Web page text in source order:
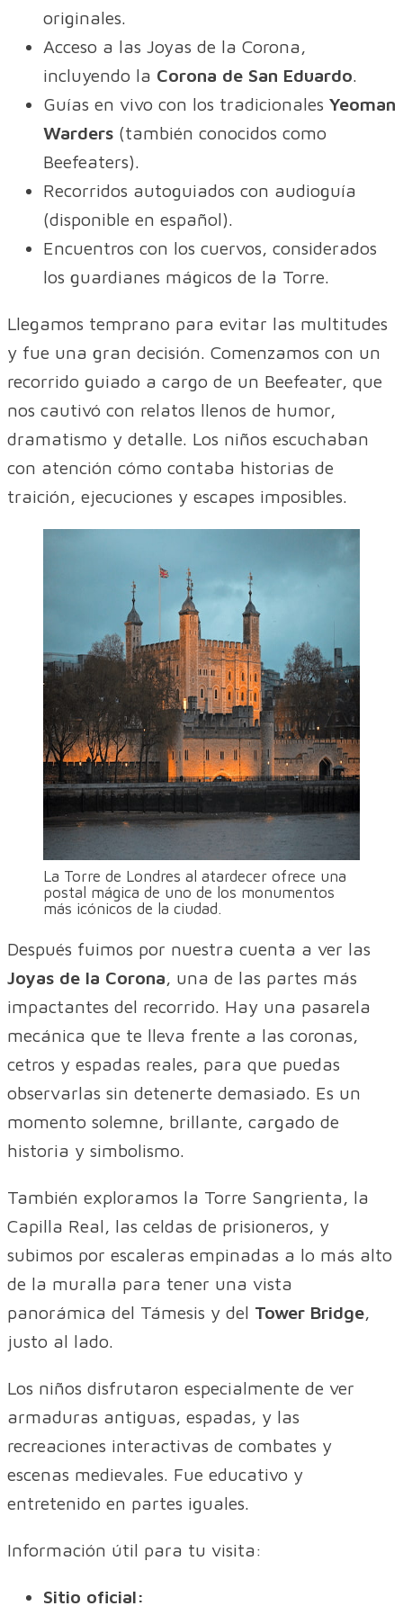
originales.
Acceso a las Joyas de la Corona,
incluyendo la Corona de San Eduardo.
Guías en vivo con los tradicionales Yeoman
Warders (también conocidos como
Beefeaters).
Recorridos autoguiados con audioguía
(disponible en español).
Encuentros con los cuervos, considerados
los guardianes mágicos de la Torre.
Llegamos temprano para evitar las multitudes
y fue una gran decisión. Comenzamos con un
recorrido guiado a cargo de un Beefeater, que
nos cautivó con relatos llenos de humor,
dramatismo y detalle. Los niños escuchaban
con atención cómo contaba historias de
traición, ejecuciones y escapes imposibles.
La Torre de Londres al atardecer ofrece una
postal mágica de uno de los monumentos
más icónicos de la ciudad.
Después fuimos por nuestra cuenta a ver las
Joyas de la Corona, una de las partes más
impactantes del recorrido. Hay una pasarela
mecánica que te lleva frente a las coronas,
cetros y espadas reales, para que puedas
observarlas sin detenerte demasiado. Es un
momento solemne, brillante, cargado de
historia y simbolismo.
También exploramos la Torre Sangrienta, la
Capilla Real, las celdas de prisioneros, y
subimos por escaleras empinadas a lo más alto
de la muralla para tener una vista
panorámica del Támesis y del Tower Bridge,
justo al lado.
Los niños disfrutaron especialmente de ver
armaduras antiguas, espadas, y las
recreaciones interactivas de combates y
escenas medievales. Fue educativo y
entretenido en partes iguales.
Información útil para tu visita:
Sitio oficial: